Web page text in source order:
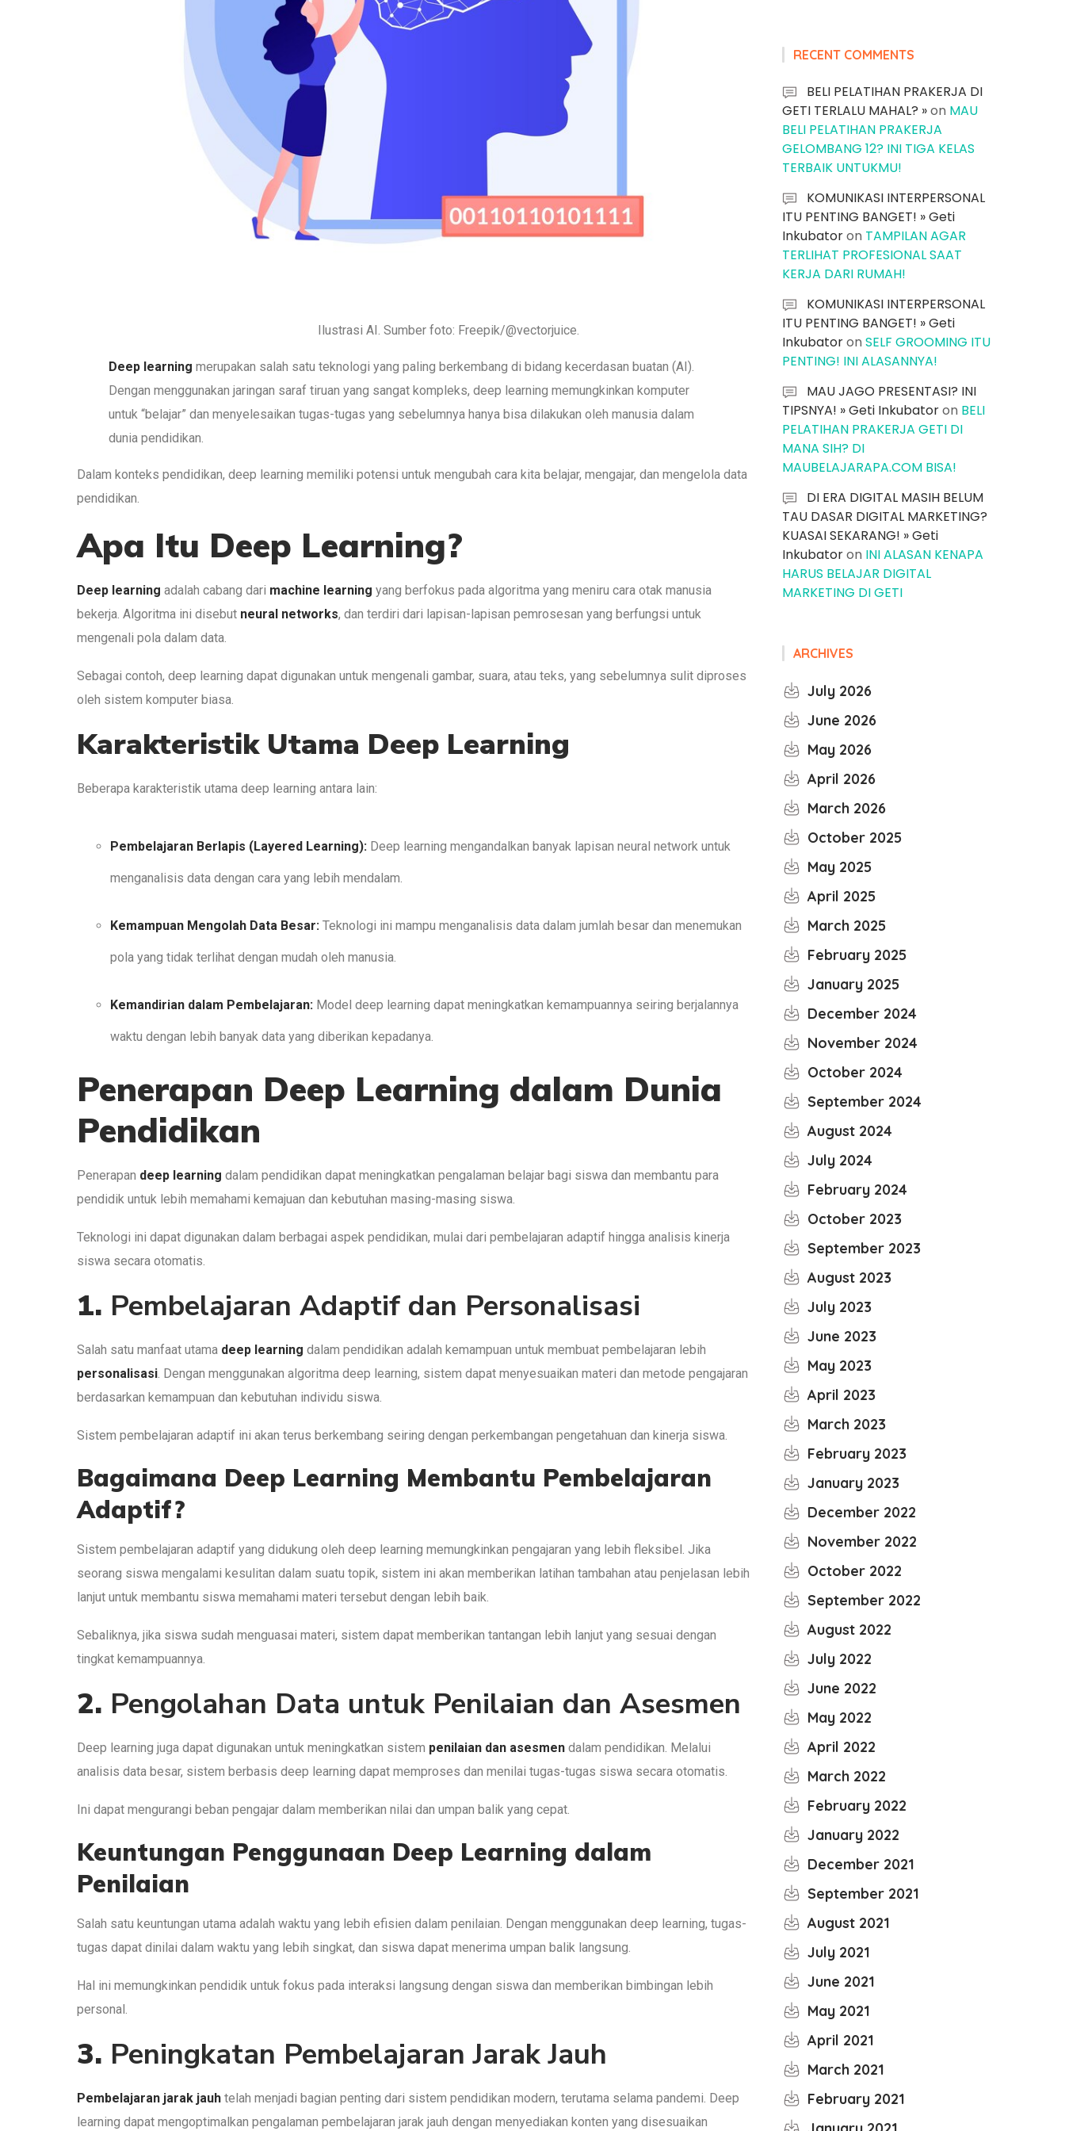
Ilustrasi AI. Sumber foto: Freepik/@vectorjuice.
Deep learning merupakan salah satu teknologi yang paling berkembang di bidang kecerdasan buatan (AI).
Dengan menggunakan jaringan saraf tiruan yang sangat kompleks, deep learning memungkinkan komputer
untuk “belajar” dan menyelesaikan tugas-tugas yang sebelumnya hanya bisa dilakukan oleh manusia dalam
dunia pendidikan.
Dalam konteks pendidikan, deep learning memiliki potensi untuk mengubah cara kita belajar, mengajar, dan mengelola data
pendidikan.
Apa Itu Deep Learning?
Deep learning adalah cabang dari machine learning yang berfokus pada algoritma yang meniru cara otak manusia
bekerja. Algoritma ini disebut neural networks, dan terdiri dari lapisan-lapisan pemrosesan yang berfungsi untuk
mengenali pola dalam data.
Sebagai contoh, deep learning dapat digunakan untuk mengenali gambar, suara, atau teks, yang sebelumnya sulit diproses
oleh sistem komputer biasa.
Karakteristik Utama Deep Learning
Beberapa karakteristik utama deep learning antara lain:
Pembelajaran Berlapis (Layered Learning):Deep learning mengandalkan banyak lapisan neural network untuk
menganalisis data dengan cara yang lebih mendalam.
Kemampuan Mengolah Data Besar:Teknologi ini mampu menganalisis data dalam jumlah besar dan menemukan
pola yang tidak terlihat dengan mudah oleh manusia.
Kemandirian dalam Pembelajaran:Model deep learning dapat meningkatkan kemampuannya seiring berjalannya
waktu dengan lebih banyak data yang diberikan kepadanya.
Penerapan Deep Learning dalam Dunia
Pendidikan
Penerapan deep learning dalam pendidikan dapat meningkatkan pengalaman belajar bagi siswa dan membantu para
pendidik untuk lebih memahami kemajuan dan kebutuhan masing-masing siswa.
Teknologi ini dapat digunakan dalam berbagai aspek pendidikan, mulai dari pembelajaran adaptif hingga analisis kinerja
siswa secara otomatis.
1. Pembelajaran Adaptif dan Personalisasi
Salah satu manfaat utama deep learning dalam pendidikan adalah kemampuan untuk membuat pembelajaran lebih
personalisasi. Dengan menggunakan algoritma deep learning, sistem dapat menyesuaikan materi dan metode pengajaran
berdasarkan kemampuan dan kebutuhan individu siswa.
Sistem pembelajaran adaptif ini akan terus berkembang seiring dengan perkembangan pengetahuan dan kinerja siswa.
Bagaimana Deep Learning Membantu Pembelajaran
Adaptif?
Sistem pembelajaran adaptif yang didukung oleh deep learning memungkinkan pengajaran yang lebih fleksibel. Jika
seorang siswa mengalami kesulitan dalam suatu topik, sistem ini akan memberikan latihan tambahan atau penjelasan lebih
lanjut untuk membantu siswa memahami materi tersebut dengan lebih baik.
Sebaliknya, jika siswa sudah menguasai materi, sistem dapat memberikan tantangan lebih lanjut yang sesuai dengan
tingkat kemampuannya.
2. Pengolahan Data untuk Penilaian dan Asesmen
Deep learning juga dapat digunakan untuk meningkatkan sistem penilaian dan asesmen dalam pendidikan. Melalui
analisis data besar, sistem berbasis deep learning dapat memproses dan menilai tugas-tugas siswa secara otomatis.
Ini dapat mengurangi beban pengajar dalam memberikan nilai dan umpan balik yang cepat.
Keuntungan Penggunaan Deep Learning dalam
Penilaian
Salah satu keuntungan utama adalah waktu yang lebih efisien dalam penilaian. Dengan menggunakan deep learning, tugas-
tugas dapat dinilai dalam waktu yang lebih singkat, dan siswa dapat menerima umpan balik langsung.
Hal ini memungkinkan pendidik untuk fokus pada interaksi langsung dengan siswa dan memberikan bimbingan lebih
personal.
3. Peningkatan Pembelajaran Jarak Jauh
Pembelajaran jarak jauh telah menjadi bagian penting dari sistem pendidikan modern, terutama selama pandemi. Deep
learning dapat mengoptimalkan pengalaman pembelajaran jarak jauh dengan menyediakan konten yang disesuaikan
RECENT COMMENTS
BELI PELATIHAN PRAKERJA DI
GETI TERLALU MAHAL? »on MAU
BELI PELATIHAN PRAKERJA
GELOMBANG 12? INI TIGA KELAS
TERBAIK UNTUKMU!
KOMUNIKASI INTERPERSONAL
ITU PENTING BANGET! » Geti
Inkubatoron TAMPILAN AGAR
TERLIHAT PROFESIONAL SAAT
KERJA DARI RUMAH!
KOMUNIKASI INTERPERSONAL
ITU PENTING BANGET! » Geti
Inkubatoron SELF GROOMING ITU
PENTING! INI ALASANNYA!
MAU JAGO PRESENTASI? INI
TIPSNYA! » Geti Inkubatoron BELI
PELATIHAN PRAKERJA GETI DI
MANA SIH? DI
MAUBELAJARAPA.COM BISA!
DI ERA DIGITAL MASIH BELUM
TAU DASAR DIGITAL MARKETING?
KUASAI SEKARANG! » Geti
Inkubatoron INI ALASAN KENAPA
HARUS BELAJAR DIGITAL
MARKETING DI GETI
ARCHIVES
July 2026
June 2026
May 2026
April 2026
March 2026
October 2025
May 2025
April 2025
March 2025
February 2025
January 2025
December 2024
November 2024
October 2024
September 2024
August 2024
July 2024
February 2024
October 2023
September 2023
August 2023
July 2023
June 2023
May 2023
April 2023
March 2023
February 2023
January 2023
December 2022
November 2022
October 2022
September 2022
August 2022
July 2022
June 2022
May 2022
April 2022
March 2022
February 2022
January 2022
December 2021
September 2021
August 2021
July 2021
June 2021
May 2021
April 2021
March 2021
February 2021